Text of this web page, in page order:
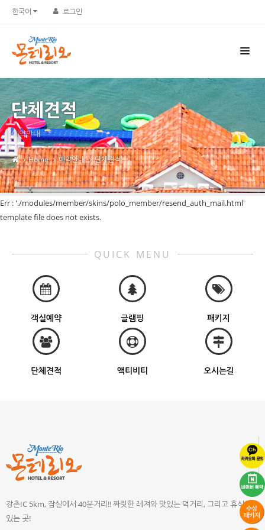
한국어 로그인
단체견적
예약안내
Home 예약안내 단체견적
Err : './modules/member/skins/polo_member/resend_auth_mail.html'
template file does not exists.
QUICK MENU
객실예약 글램핑 패키지
단체견적 액티비티 오시는길
강촌IC 5km, 잠실에서 40분거리!! 짜릿한 레져와 맛있는 먹거리, 그리고 휴식이
있는 곳!